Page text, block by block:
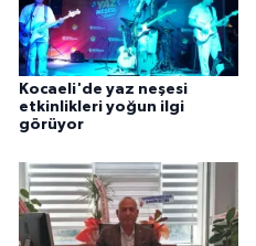
Kocaeli'de yaz neşesi
etkinlikleri yoğun ilgi
görüyor